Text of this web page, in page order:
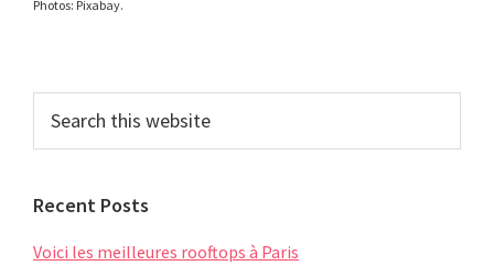
Photos: Pixabay.
Primary
Sidebar
this
website
Recent Posts
Voici les meilleures rooftops à Paris